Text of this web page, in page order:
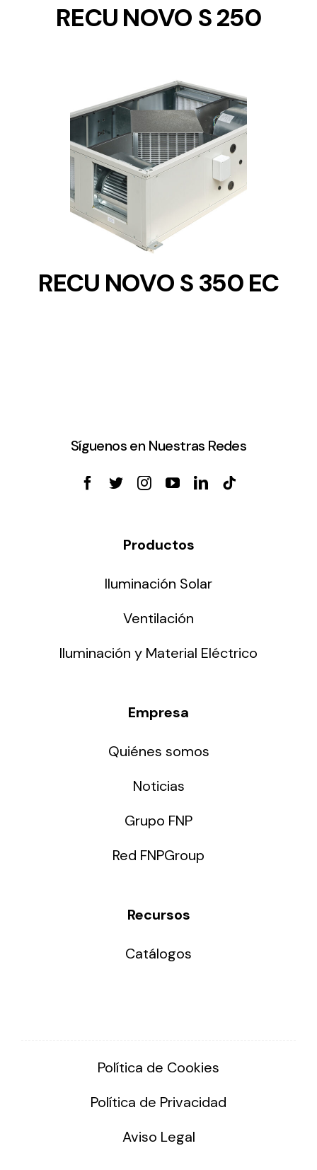
RECU NOVO S 250
DETAILS
RECU NOVO S 350 EC
Síguenos en Nuestras Redes
Productos
Iluminación Solar
Ventilación
Iluminación y Material Eléctrico
Empresa
Quiénes somos
Noticias
Grupo FNP
Red FNPGroup
Recursos
Catálogos
Política de Cookies
Política de Privacidad
Aviso Legal